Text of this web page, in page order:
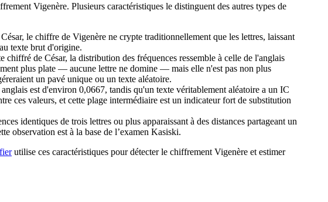
Vigenère. Plusieurs caractéristiques le distinguent des autres types de
le chiffre de Vigenère ne crypte traditionnellement que les lettres, laissant
texte brut d'origine.
chiffré de César, la distribution des fréquences ressemble à celle de l'anglais
plus plate — aucune lettre ne domine — mais elle n'est pas non plus
un pavé unique ou un texte aléatoire.
est d'environ 0,0667, tandis qu'un texte véritablement aléatoire a un IC
ces valeurs, et cette plage intermédiaire est un indicateur fort de substitution
identiques de trois lettres ou plus apparaissant à des distances partageant un
observation est à la base de l’examen Kasiski.
utilise ces caractéristiques pour détecter le chiffrement Vigenère et estimer